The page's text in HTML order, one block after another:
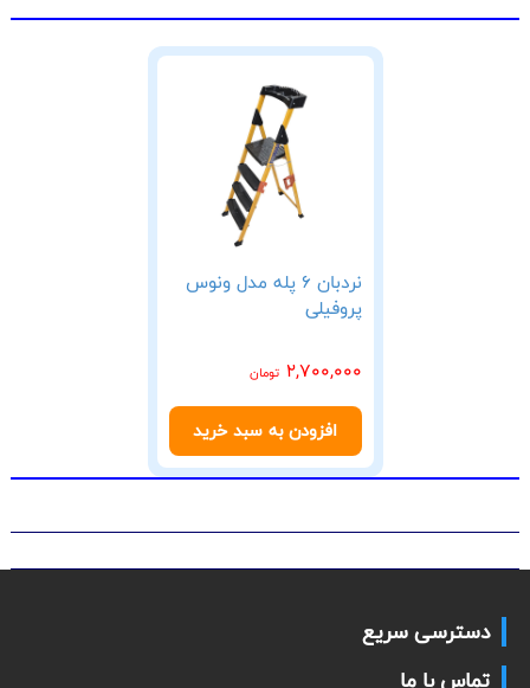
نردبان 6 پله مدل ونوس
پروفیلی
2,700,000 تومان
افزودن به سبد خرید
دسترسی سریع
تماس با ما